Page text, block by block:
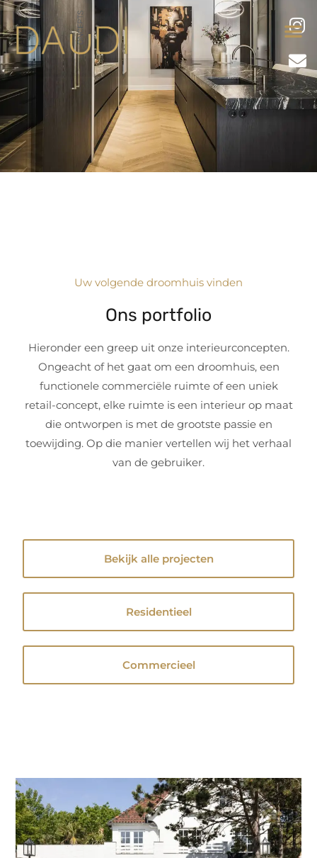
Uw volgende droomhuis vinden
Ons portfolio
Hieronder een greep uit onze interieurconcepten.
Ongeacht of het gaat om een droomhuis, een
functionele commerciële ruimte of een uniek
retail-concept, elke ruimte is een interieur op maat
die ontworpen is met de grootste passie en
toewijding. Op die manier vertellen wij het verhaal
van de gebruiker.
Bekijk alle projecten
Residentieel
Commercieel